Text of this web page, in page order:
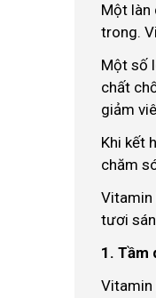
Một làn
trong.
Một số
chất
giảm
Khi kết
chăm
Vitamin
tươi
1. Tầm
Vitamin